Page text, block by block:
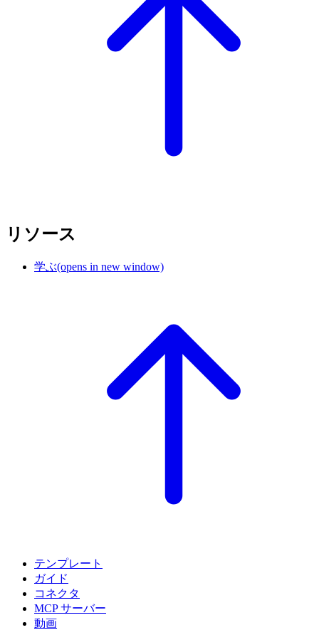
リソース
学ぶ(opens in new window)
テンプレート
ガイド
コネクタ
MCP サーバー
動画